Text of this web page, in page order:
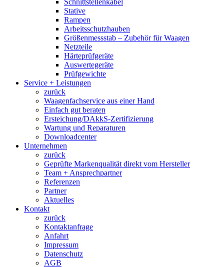
Schnittstellenkabel
Stative
Rampen
Arbeitsschutzhauben
Größenmessstab – Zubehör für Waagen
Netzteile
Härteprüfgeräte
Auswertegeräte
Prüfgewichte
Service + Leistungen
zurück
Waagenfachservice aus einer Hand
Einfach gut beraten
Ersteichung/DAkkS-Zertifizierung
Wartung und Reparaturen
Downloadcenter
Unternehmen
zurück
Geprüfte Markenqualität direkt vom Hersteller
Team + Ansprechpartner
Referenzen
Partner
Aktuelles
Kontakt
zurück
Kontaktanfrage
Anfahrt
Impressum
Datenschutz
AGB